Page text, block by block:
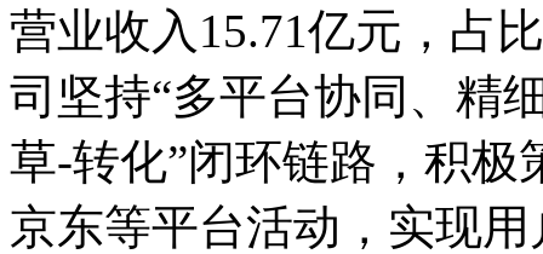
营业收入15.71亿元，占
司坚持“多平台协同、精
草-转化”闭环链路，积
京东等平台活动，实现